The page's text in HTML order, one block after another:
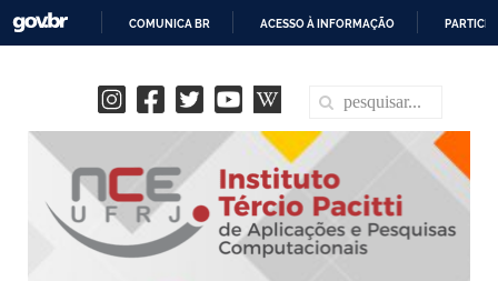
COMUNICA BR ACESSO À INFORMAÇÃO